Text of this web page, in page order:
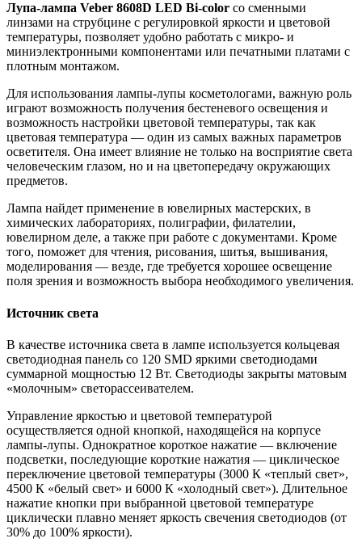
Лупа-лампа Veber 8608D LED Bi-color со сменными
линзами на струбцине с регулировкой яркости и цветовой
температуры, позволяет удобно работать с микро- и
миниэлектронными компонентами или печатными платами с
плотным монтажом.
Для использования лампы-лупы косметологами, важную роль
играют возможность получения бестеневого освещения и
возможность настройки цветовой температуры, так как
цветовая температура — один из самых важных параметров
осветителя. Она имеет влияние не только на восприятие света
человеческим глазом, но и на цветопередачу окружающих
предметов.
Лампа найдет применение в ювелирных мастерских, в
химических лабораториях, полиграфии, филателии,
ювелирном деле, а также при работе с документами. Кроме
того, поможет для чтения, рисования, шитья, вышивания,
моделирования — везде, где требуется хорошее освещение
поля зрения и возможность выбора необходимого увеличения.
Источник света
В качестве источника света в лампе используется кольцевая
светодиодная панель со 120 SMD яркими светодиодами
суммарной мощностью 12 Вт. Светодиоды закрыты матовым
«молочным» светорассеивателем.
Управление яркостью и цветовой температурой
осуществляется одной кнопкой, находящейся на корпусе
лампы-лупы. Однократное короткое нажатие — включение
подсветки, последующие короткие нажатия — циклическое
переключение цветовой температуры (3000 К «теплый свет»,
4500 К «белый свет» и 6000 К «холодный свет»). Длительное
нажатие кнопки при выбранной цветовой температуре
циклически плавно меняет яркость свечения светодиодов (от
30% до 100% яркости).